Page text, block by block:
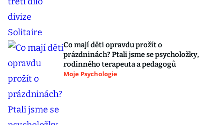
Co mají děti opravdu prožít o
prázdninách? Ptali jsme se psycholožky,
rodinného terapeuta a pedagogů
Moje Psychologie